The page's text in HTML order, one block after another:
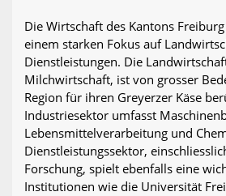
Die Wirtschaft des Kantons
einem starken Fokus auf
Dienstleistungen. Die
Milchwirtschaft, ist von grosser
Region für ihren Greyerzer Käse
Industriesektor umfasst
Lebensmittelverarbeitung und
Dienstleistungssektor,
Forschung, spielt ebenfalls eine
Institutionen wie die Universität